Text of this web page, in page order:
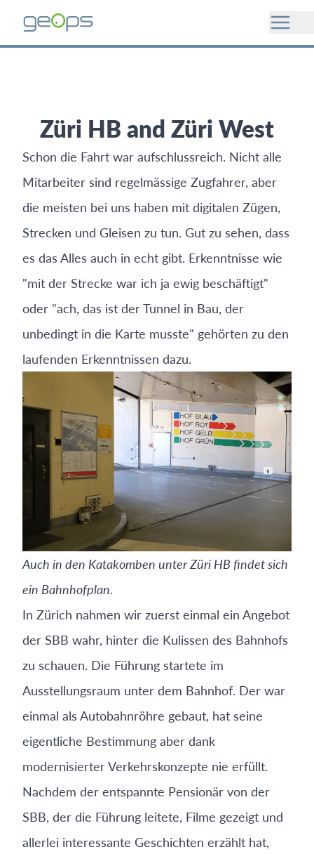
Züri HB and Züri West
Schon die Fahrt war aufschlussreich. Nicht alle
Mitarbeiter sind regelmässige Zugfahrer, aber
die meisten bei uns haben mit digitalen Zügen,
Strecken und Gleisen zu tun. Gut zu sehen, dass
es das Alles auch in echt gibt. Erkenntnisse wie
"mit der Strecke war ich ja ewig beschäftigt"
oder "ach, das ist der Tunnel in Bau, der
unbedingt in die Karte musste" gehörten zu den
laufenden Erkenntnissen dazu.
Auch in den Katakomben unter Züri HB findet sich
ein Bahnhofplan.
In Zürich nahmen wir zuerst einmal ein Angebot
der SBB wahr, hinter die Kulissen des Bahnhofs
zu schauen. Die Führung startete im
Ausstellungsraum unter dem Bahnhof. Der war
einmal als Autobahnröhre gebaut, hat seine
eigentliche Bestimmung aber dank
modernisierter Verkehrskonzepte nie erfüllt.
Nachdem der entspannte Pensionär von der
SBB, der die Führung leitete, Filme gezeigt und
allerlei interessante Geschichten erzählt hat,